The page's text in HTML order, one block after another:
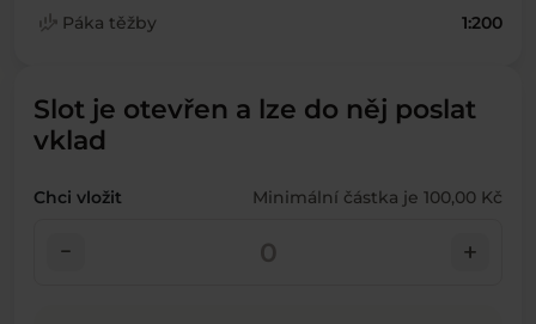
finance_mode Páka těžby 1:200
Slot je otevřen a lze do něj poslat
vklad
Chci vložit Minimální částka je 100,00 Kč
check_indeterminate_small add